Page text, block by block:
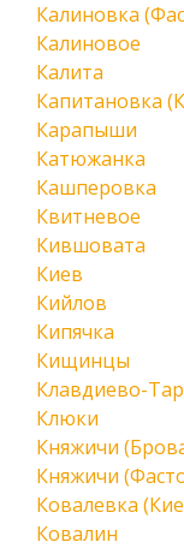
Калиновка
Калиновое
Калита
Капитановка
Карапыши
Катюжанка
Кашперовка
Квитневое
Кившовата
Киев
Кийлов
Кипячка
Кищинцы
Клавдиево-
Клюки
Княжичи
Княжичи
Ковалевка
Ковалин